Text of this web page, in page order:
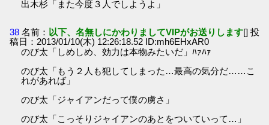
出木杉「また今度３人でしようよ」
38 名前： 以下、名無しにかわりましてVIPがお送りします[] 投
稿日：2013/01/10(木) 12:26:18.52 ID:mh6EHxAR0
のび太「しめしめ、効力は本物みたいだ」ﾊｧﾊｧ
のび太「もう２人も犯してしまった…最高の気分だ……こ
れがあれば」
のび太「ジャイアンだって僕の虜さ」
のび太「こっそりジャイアンのあとをついていって…」